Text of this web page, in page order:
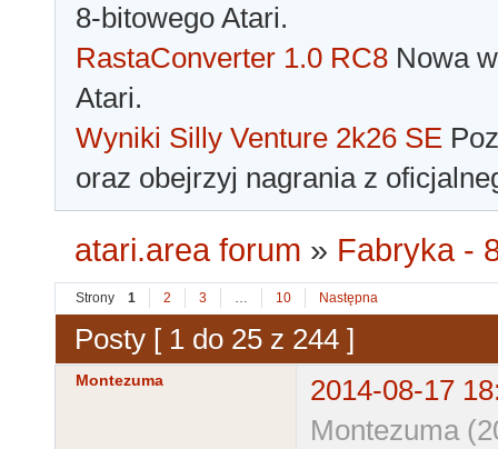
8-bitowego Atari.
RastaConverter 1.0 RC8 Nowa
Atari.
Wyniki Silly Venture 2k26 SE
oraz obejrzyj nagrania z
atari.area forum » Fabryka -
Strony 1 2 3 … 10 Następna
Posty [ 1 do 25 z 244 ]
Montezuma
2014-08-17
Montezuma